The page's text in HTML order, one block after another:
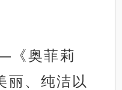
《奥菲莉
丽、纯洁以